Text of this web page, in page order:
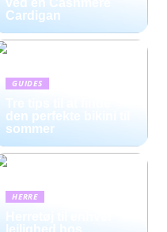
ved en Cashmere
Cardigan
GUIDES
den perfekte bikini til
sommer
HERRE